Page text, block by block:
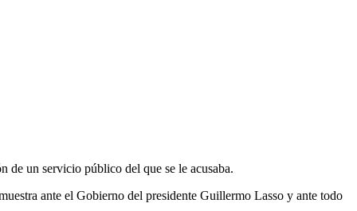
de un servicio público del que se le acusaba.
ante el Gobierno del presidente Guillermo Lasso y ante todo